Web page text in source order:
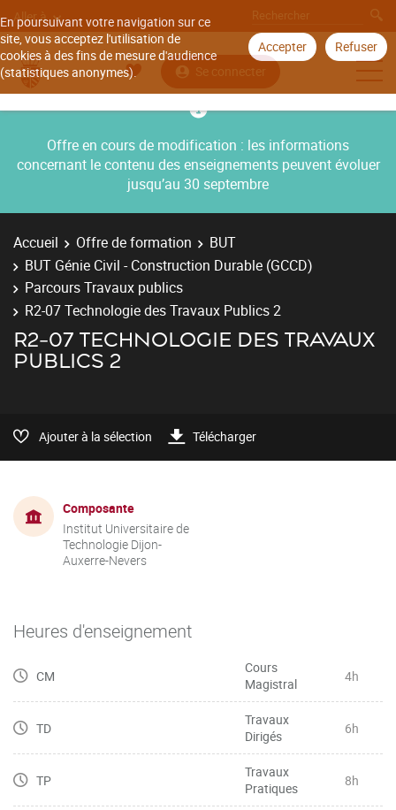
En poursuivant votre navigation sur ce
site, vous acceptez l'utilisation de
cookies à des fins de mesure d'audience
(statistiques anonymes).
Accepter Refuser
Aller à
Se connecter
Offre en cours de modification : les informations
concernant le contenu des enseignements peuvent évoluer
jusqu’au 30 septembre
Accueil Offre de formation
BUT
BUT Génie Civil - Construction Durable (GCCD)
Parcours Travaux publics
R2-07 Technologie des Travaux Publics 2
R2-07 TECHNOLOGIE DES TRAVAUX
PUBLICS 2
Ajouter à la sélection Télécharger
Composante
Institut Universitaire de
Technologie Dijon-
Auxerre-Nevers
Heures d'enseignement
CM
Cours
Magistral
4h
TD
Travaux
Dirigés
6h
TP
Travaux
Pratiques
8h